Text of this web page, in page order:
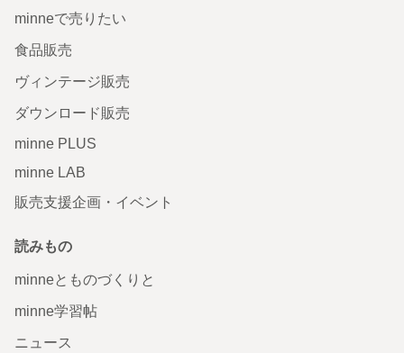
minneで売りたい
食品販売
ヴィンテージ販売
ダウンロード販売
minne PLUS
minne LAB
販売支援企画・イベント
読みもの
minneとものづくりと
minne学習帖
ニュース